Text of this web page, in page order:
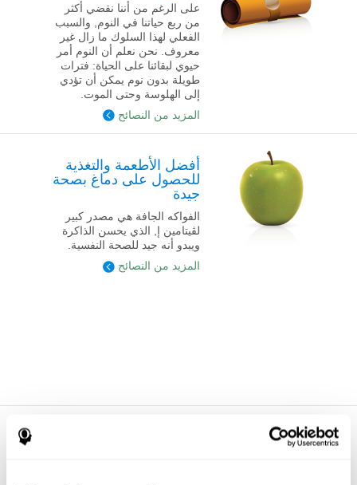
أفضل الأطعمة والتغذية
للحصول على دماغ بصحة
جيدة
الفواكه الجافة هي مصدر كبير
لڤيتامين إ, الذي يحسن الذاكرة
ويبدو أنه جيد للصحة النفسية.
المزيد من النصائح
على الرغم من أننا نقضي أكثر
من ربع حياتنا في النوم, والسبب
الفعلي لهذا السلوك ما زال غير
معروف. نحن نعلم أن النوم أمر
حيوي لبقائنا على الحياة: فترات
طويلة بدون نوم يمكن أن تؤدي
إلى الهلوسة وحتى الموت.
المزيد من النصائح